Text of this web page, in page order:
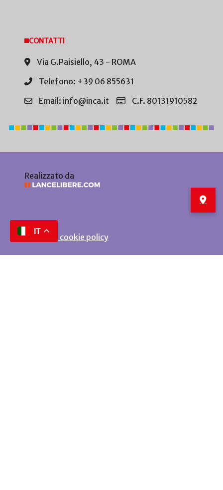
CONTATTI
Via G.Paisiello, 43 - ROMA
Telefono: +39 06 855631
Email: info@inca.it
C.F. 80131910582
Realizzato da
Privacy e cookie policy
IT